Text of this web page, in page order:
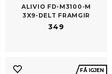
ALIVIO FD-​M3100-M
3X9-DELT FRAMGIR
349
FÅ IGJEN